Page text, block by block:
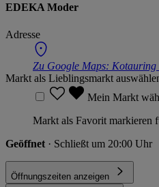
EDEKA Moder
Adresse
Zu Google Maps: Kotauring
Markt als Lieblingsmarkt
Mein Markt
Markt als Favorit markieren
Geöffnet · Schließt um 20:00 Uhr
Öffnungszeiten anzeigen